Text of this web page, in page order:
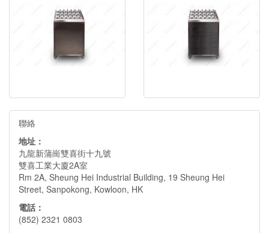
聯絡
地址：
九龍新蒲崗雙喜街十九號
雙喜工業大廈2A室
Rm 2A, Sheung Hei Industrial Building, 19 Sheung Hei
Street, Sanpokong, Kowloon, HK
電話：
(852) 2321 0803